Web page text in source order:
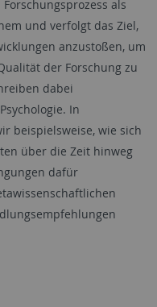
Forschungsprozess als
und verfolgt das Ziel,
anzustoßen, um
der Forschung zu
dabei
In
beispielsweise, wie sich
über die Zeit hinweg
dafür